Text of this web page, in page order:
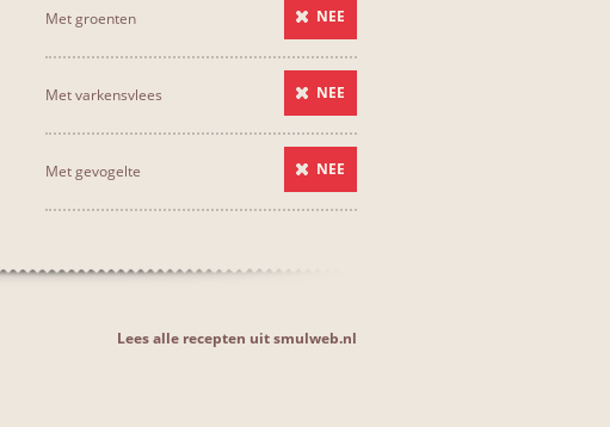
Met groenten NEE
Met varkensvlees NEE
Met gevogelte NEE
Lees alle recepten uit smulweb.nl